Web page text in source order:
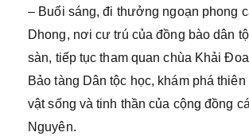
– Buổi sáng, đi thưởng ngoạn phong
Dhong, nơi cư trú của đồng bào dân
sàn, tiếp tục tham quan chùa Khải
Bảo tàng Dân tộc học, khám phá
vật sống và tinh thần của cộng đồng
Nguyên.